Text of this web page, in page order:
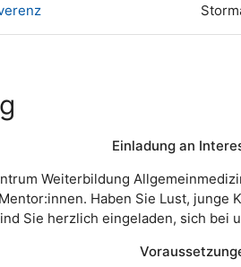
Einladung an
Weiterbildung
Haben Sie Lust, junge
Sie herzlich eingeladen, sich bei